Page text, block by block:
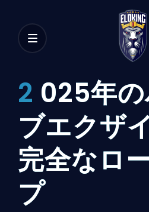
2 025年
ブエクザ
完全なロ
プ